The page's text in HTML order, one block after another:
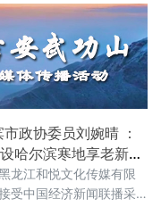
元环节
政协委员刘婉晴 ：
哈尔滨寒地享老新模
龙江和悦文化传媒有限
受中国经济新闻联播采